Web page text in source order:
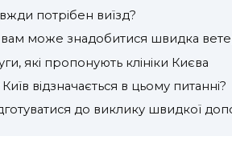
потрібен виїзд?
може знадобитися швидка
які пропонують клініки Києва
відзначається в цьому питанні?
до виклику швидкої